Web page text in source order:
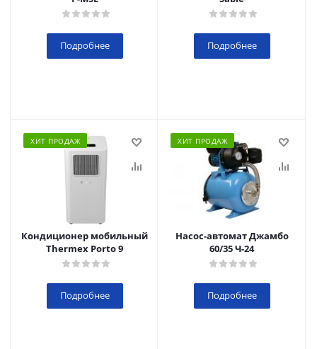
Подробнее Подробнее
ХИТ ПРОДАЖ
Кондиционер мобильный
Thermex Porto 9
Подробнее
ХИТ ПРОДАЖ
Насос-автомат Джамбо
60/35 Ч-24
Подробнее